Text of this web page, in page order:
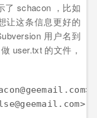
了 schacon ，比如
让这条信息更好的
用户名到
user.txt 的文件，